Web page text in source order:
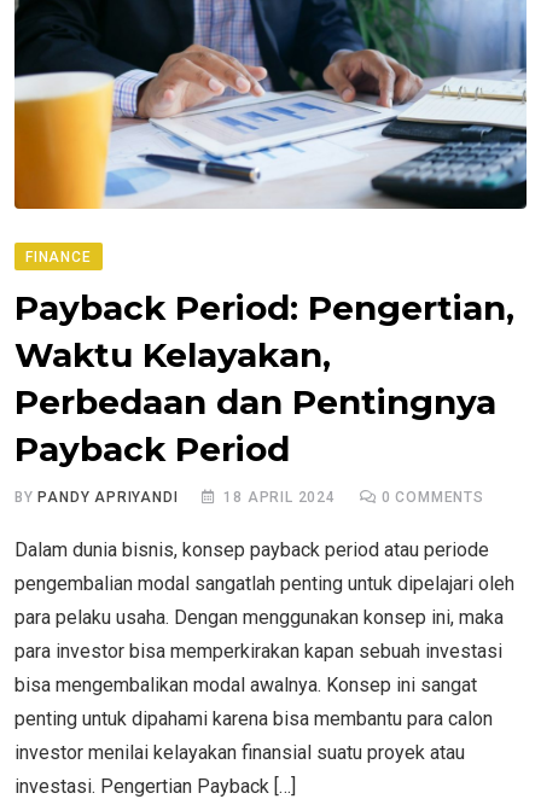
FINANCE
Payback Period: Pengertian,
Waktu Kelayakan,
Perbedaan dan Pentingnya
Payback Period
BY PANDY APRIYANDI 18 APRIL 2024 0 COMMENTS
Dalam dunia bisnis, konsep payback period atau periode
pengembalian modal sangatlah penting untuk dipelajari oleh
para pelaku usaha. Dengan menggunakan konsep ini, maka
para investor bisa memperkirakan kapan sebuah investasi
bisa mengembalikan modal awalnya. Konsep ini sangat
penting untuk dipahami karena bisa membantu para calon
investor menilai kelayakan finansial suatu proyek atau
investasi. Pengertian Payback […]